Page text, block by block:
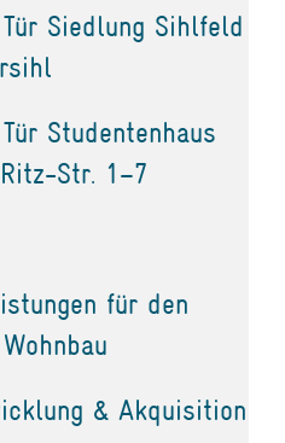
Siedlung Sihlfeld
Studentenhaus
Str. 1–7
für den
& Akquisition